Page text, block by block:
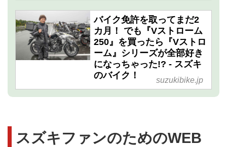
バイク免許を取ってまだ2
カ月！ でも『Vストローム
250』を買ったら『Vストロ
ーム』シリーズが全部好き
になっちゃった!? - スズキ
のバイク！
suzukibike.jp
スズキファンのためのWEB